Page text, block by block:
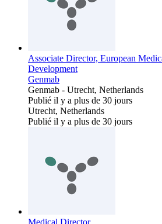
Associate Director, European
Development
Genmab
Genmab - Utrecht, Netherlands
Publié il y a plus de 30 jours
Utrecht, Netherlands
Publié il y a plus de 30 jours
Medical Director